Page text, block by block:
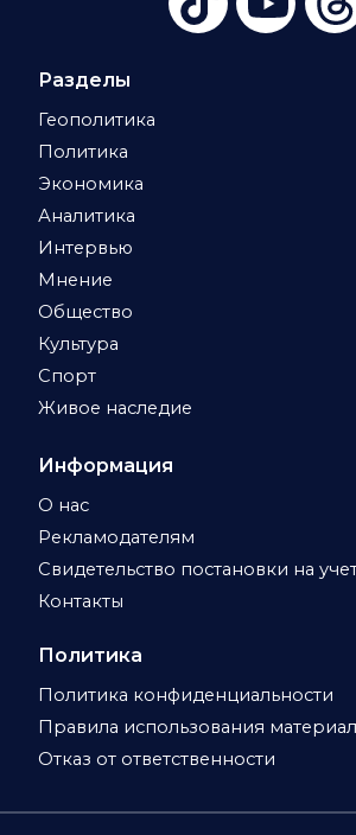
Разделы
Геополитика
Политика
Экономика
Аналитика
Интервью
Мнение
Общество
Культура
Спорт
Живое наследие
Информация
О нас
Рекламодателям
Свидетельство постановки на
Контакты
Политика
Политика конфиденциальности
Правила использования
Отказ от ответственности